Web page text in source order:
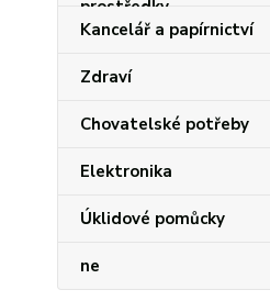
Kancelář a papírnictví
Zdraví
Chovatelské potřeby
Elektronika
Úklidové pomůcky
ne